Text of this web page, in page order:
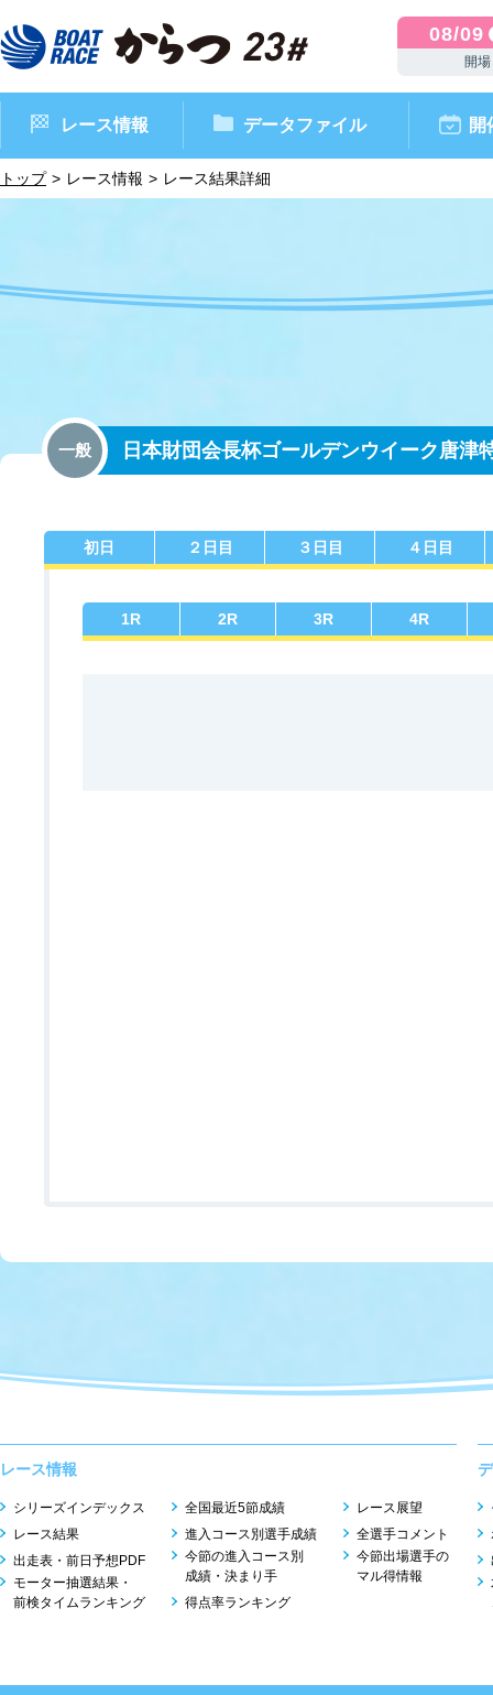
08/09
開場
レース情報
今節の進入コース別成績
データファイル
佐賀支部選手一覧 記念競走優勝選手一覧
開
トップ レース情報 レース結果詳細
一般 日本財団会長杯ゴールデンウイーク唐津
初日 ２日目 ３日目 ４日目
1R 2R 3R 4R
レース情報
シリーズインデックス
レース結果
出走表・前日予想PDF
モーター抽選結果・
前検タイムランキング
全国最近5節成績
進入コース別選手成績
今節の進入コース別
成績・決まり手
得点率ランキング
レース展望
全選手コメント
今節出場選手の
マル得情報